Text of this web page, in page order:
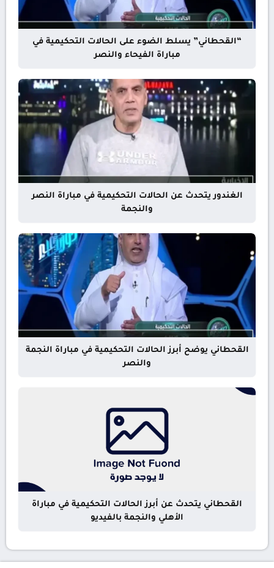
“القحطاني” يسلط الضوء على الحالات التحكيمية في
مباراة الفيحاء والنصر
الغندور يتحدث عن الحالات التحكيمية في مباراة النصر
والنجمة
القحطاني يوضح أبرز الحالات التحكيمية في مباراة النجمة
والنصر
القحطاني يتحدث عن أبرز الحالات التحكيمية في مباراة
الأهلي والنجمة بالفيديو